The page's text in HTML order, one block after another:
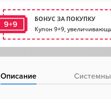
9+9
БОНУС ЗА ПОКУПКУ
Купон 9+9,
Описание